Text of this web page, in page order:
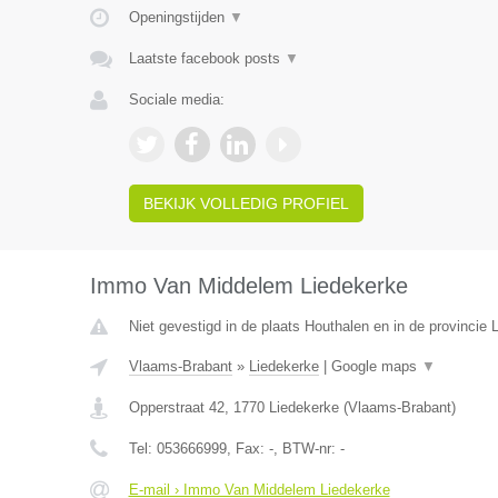
Openingstijden ▼
Laatste facebook posts ▼
Sociale media:
BEKIJK VOLLEDIG PROFIEL
Immo Van Middelem Liedekerke
Niet gevestigd in de plaats Houthalen en in de provincie
Vlaams-Brabant» Liedekerke| Google maps ▼
Opperstraat 42, 1770 Liedekerke(Vlaams-Brabant)
Tel: 053666999, Fax: -, BTW-nr: -
E-mail › Immo Van Middelem Liedekerke